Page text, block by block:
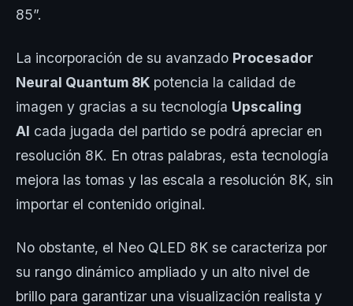
85”.
La incorporación de su avanzado Procesador
Neural Quantum 8K potencia la calidad de
imagen y gracias a su tecnología Upscaling
AI cada jugada del partido se podrá apreciar en
resolución 8K. En otras palabras, esta tecnología
mejora las tomas y las escala a resolución 8K, sin
importar el contenido original.
No obstante, el Neo QLED 8K se caracteriza por
su rango dinámico ampliado y un alto nivel de
brillo para garantizar una visualización realista y